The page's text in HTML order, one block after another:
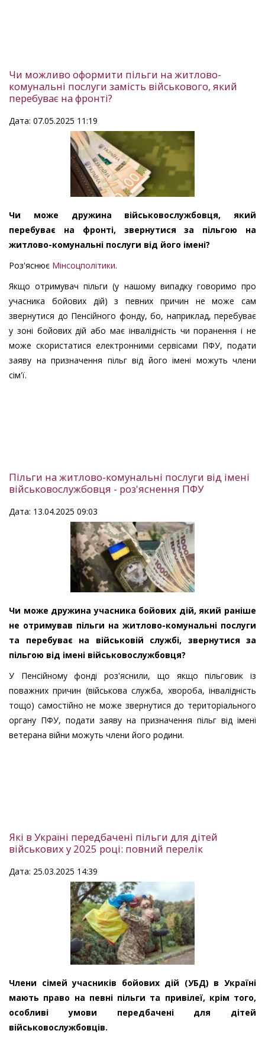
Чи можливо оформити пільги на житлово-
комунальні послуги замість військового, який
перебуває на фронті?
Дата: 07.05.2025 11:19
Чи може дружина військовослужбовця, який
перебуває на фронті, звернутися за пільгою на
житлово-комунальні послуги від його імені?
Роз'яснює Мінсоцполітики.
Якщо отримувач пільги (у нашому випадку говоримо про
учасника бойових дій) з певних причин не може сам
звернутися до Пенсійного фонду, бо, наприклад, перебуває
у зоні бойових дій або має інвалідність чи поранення і не
може скористатися електронними сервісами ПФУ, подати
заяву на призначення пільг від його імені можуть члени
сім'ї.
Пільги на житлово-комунальні послуги від імені
військовослужбовця - роз'яснення ПФУ
Дата: 13.04.2025 09:03
Чи може дружина учасника бойових дій, який раніше
не отримував пільги на житлово-комунальні послуги
та перебуває на військовій службі, звернутися за
пільгою від імені військовослужбовця?
У Пенсійному фонді роз'яснили, що якщо пільговик із
поважних причин (військова служба, хвороба, інвалідність
тощо) самостійно не може звернутися до територіального
органу ПФУ, подати заяву на призначення пільг від імені
ветерана війни можуть члени його родини.
Які в Україні передбачені пільги для дітей
військових у 2025 році: повний перелік
Дата: 25.03.2025 14:39
Члени сімей учасників бойових дій (УБД) в Україні
мають право на певні пільги та привілеї, крім того,
особливі умови передбачені для дітей
військовослужбовців.